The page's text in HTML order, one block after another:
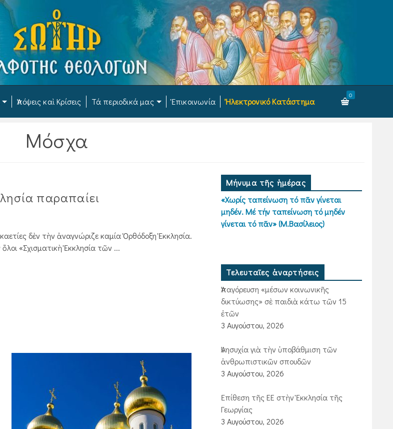
Ἀπόψεις καὶ Κρίσεις Τά περιοδικά μας Ἐπικοινωνία Ἠλεκτρονικό Κατάστημα
0
Μόσχα
παραπαίει
δὲν τὴν ἀναγνώριζε καμία Ὀρθόδοξη Ἐκκλησία.
«Σχισματικὴ Ἐκκλησία τῶν ...
Μήνυμα τῆς ἡμέρας
«Χωρίς ταπείνωση τό πᾶν γίνεται
μηδέν. Μέ τήν ταπείνωση τό μηδέν
γίνεται τό πᾶν» (Μ.Βασίλειος)
Τελευταῖες ἀναρτήσεις
Ἀπαγόρευση «μέσων κοινωνικῆς
δικτύωσης» σὲ παιδιὰ κάτω τῶν 15
ἐτῶν
3 Αυγούστου, 2026
Ἀνησυχία γιὰ τὴν ὑποβάθμιση τῶν
ἀνθρωπιστικῶν σπουδῶν
3 Αυγούστου, 2026
Ἐπίθεση τῆς ΕΕ στὴν Ἐκκλησία τῆς
Γεωργίας
3 Αυγούστου, 2026